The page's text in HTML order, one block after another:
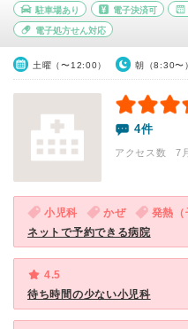
駐車場あり 電子決済可
電子処方せん対応
土曜（〜12:00） 朝（8:30〜
4件
アクセス数 7
小児科 かぜ 発熱（
ネットで予約できる病院
4.5
待ち時間の少ない小児科